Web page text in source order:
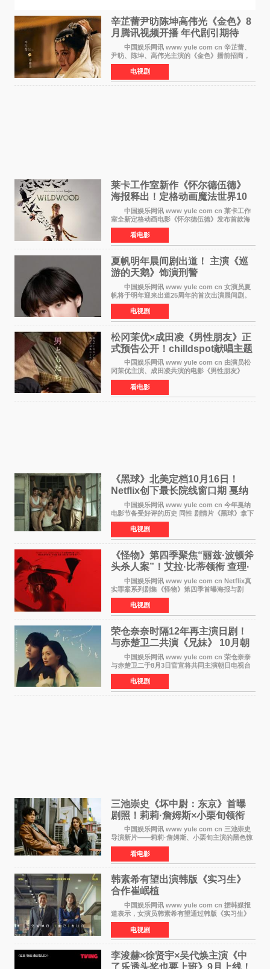
辛芷蕾尹昉陈坤高伟光《金色》8
月腾讯视频开播 年代剧引期待
中国娱乐网讯 www yule com cn 辛芷蕾、
尹昉、陈坤、高伟光主演的《金色》播前招商，
预计8月腾讯视频开播。这部年代剧汇集了众多实
力派演员，阵容强大，引发了观众的广泛关
注。 《金色》
电视剧
莱卡工作室新作《怀尔德伍德》
海报释出！定格动画魔法世界10
月开启
中国娱乐网讯 www yule com cn 莱卡工作
室全新定格动画电影《怀尔德伍德》发布首款海
报，女孩为找回弟弟走入黑暗、宏大的林中魔法
世界，一场关于勇气与亲情的奇幻冒险即将展
开。 本片由特
看电影
夏帆明年晨间剧出道！ 主演《巡
游的天鹅》饰演刑警
中国娱乐网讯 www yule com cn 女演员夏
帆将于明年迎来出道25周年的首次出演晨间剧。
NHK于8月4日宣布她将出演明年（2027年度）上
半期的晨间剧《巡游的天鹅》，饰演与女主角森
田望智饰演的生
电视剧
松冈茉优×成田凌《男性朋友》正
式预告公开！chilldspot献唱主题
中国娱乐网讯 www yule com cn 由演员松
冈茉优主演、成田凌共演的电影《男性朋友》
（三岛有纪子执导，11月6日上映）于8月5日公开
正式视觉图与正式预告片。同时，三人乐队
chilldspot为该片创
看电影
《黑球》北美定档10月16日！
Netflix创下最长院线窗口期 戛纳
最佳导演加持
中国娱乐网讯 www yule com cn 今年戛纳
电影节备受好评的历史 同性 剧情片《黑球》拿下
Netflix美国发行电影的最长院线放映期——该片
最新定档今年10月16日美国影院上映（此前定档
11月6日，如
电视剧
《怪物》第四季聚焦“丽兹·波顿斧
头杀人案”！艾拉·比蒂领衔 查理·
汉纳姆、莎拉·保
中国娱乐网讯 www yule com cn Netflix真
实罪案系列剧集《怪物》第四季首曝海报与剧
照，聚焦鹅妈妈童谣亦有记载的著名血腥杀人案
——丽兹·波顿砍死生父与继母案。 本季由艾
拉·比蒂饰
电视剧
荣仓奈奈时隔12年再主演日剧！
与赤楚卫二共演《兄妹》 10月朝
日新档开播
中国娱乐网讯 www yule com cn 荣仓奈奈
与赤楚卫二于8月3日官宣将共同主演朝日电视台
日剧《兄妹》（10月开播，每周六晚10点播
出）。这也是荣仓奈奈继TBS剧集《为了N》之
后，暌违12年再度担
电视剧
三池崇史《坏中尉：东京》首曝
剧照！莉莉·詹姆斯×小栗旬领衔
黑色惊悚再升级
中国娱乐网讯 www yule com cn 三池崇史
导演新片——莉莉·詹姆斯、小栗旬主演的黑色惊
悚电影《坏中尉：东京》首曝剧照。继阿贝尔·费
拉拉&times;哈威·凯特尔的1992年《坏中尉》和
沃纳·赫
看电影
韩素希有望出演韩版《实习生》
合作崔岷植
中国娱乐网讯 www yule com cn 据韩媒报
道表示，女演员韩素希有望通过韩版《实习生》
回归荧幕，合作前辈演员崔岷植。 根据消息
表示，演员韩素希目前已经结束了电视剧《Y计
划》的拍摄工
电视剧
李浚赫×徐贤宇×吴代焕主演《中